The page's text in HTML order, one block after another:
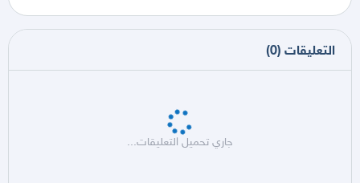
التعليقات (
0
)
جاري تحميل التعليقات...